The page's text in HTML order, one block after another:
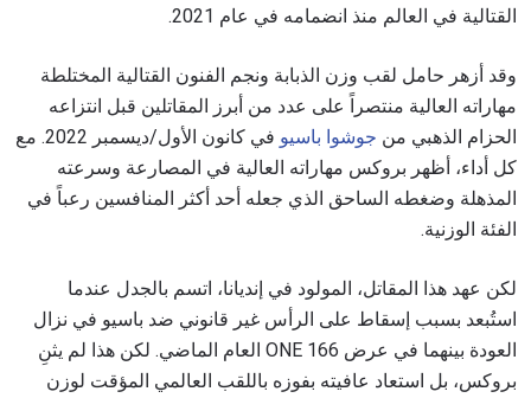
القتالية في العالم منذ انضمامه في عام 2021.
وقد أزهر حامل لقب وزن الذبابة ونجم الفنون القتالية المختلطة
مهاراته العالية منتصراً على عدد من أبرز المقاتلين قبل انتزاعه
الحزام الذهبي من جوشوا باسيو
في كانون الأول/ديسمبر 2022. مع
كل أداء، أظهر بروكس مهاراته العالية في المصارعة وسرعته
المذهلة وضغطه الساحق الذي جعله أحد أكثر المنافسين رعباً في
الفئة الوزنية.
لكن عهد هذا المقاتل، المولود في إنديانا، اتسم بالجدل عندما
استُبعد بسبب إسقاط على الرأس غير قانوني ضد باسيو في نزال
العودة بينهما في عرض ONE 166 العام الماضي. لكن هذا لم يثنِ
بروكس، بل استعاد عافيته بفوزه باللقب العالمي المؤقت لوزن